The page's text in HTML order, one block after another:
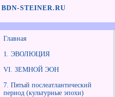
BDN-STEINER.RU
Главная
1. ЭВОЛЮЦИЯ
VI. ЗЕМНОЙ ЭОН
7. Пятый послеатлантический
период (культурные эпохи)